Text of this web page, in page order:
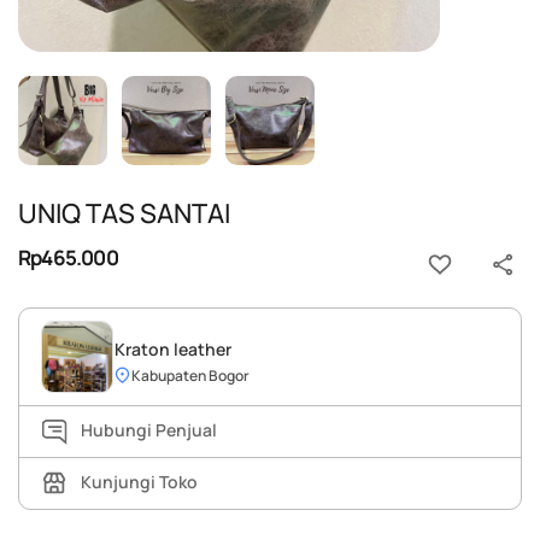
UNIQ TAS SANTAI
Rp465.000
Kraton leather
Kabupaten Bogor
Hubungi Penjual
Kunjungi Toko